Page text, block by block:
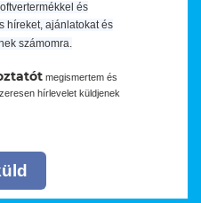
és
híreket, ajánlatokat és
számomra.
megismertem és
hírlevelet küldjenek